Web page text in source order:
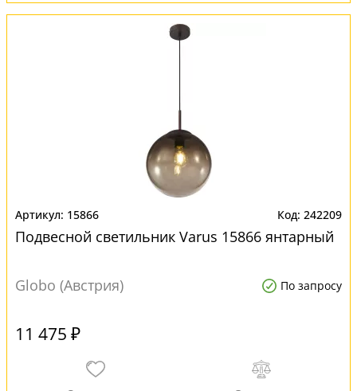
15866 242209
Подвесной светильник Varus 15866 янтарный
Globo (Австрия) По запросу
11 475 ₽